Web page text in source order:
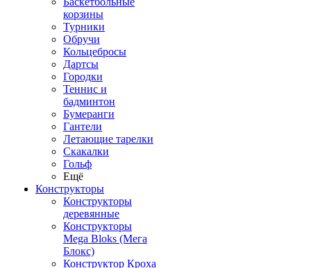
корзины
Турники
Обручи
Кольцебросы
Дартсы
Городки
Теннис и
бадминтон
Бумеранги
Гантели
Летающие тарелки
Скакалки
Гольф
Ещё
Конструкторы
Конструкторы
деревянные
Конструкторы
Mega Bloks (Мега
Блокс)
Конструктор Кроха